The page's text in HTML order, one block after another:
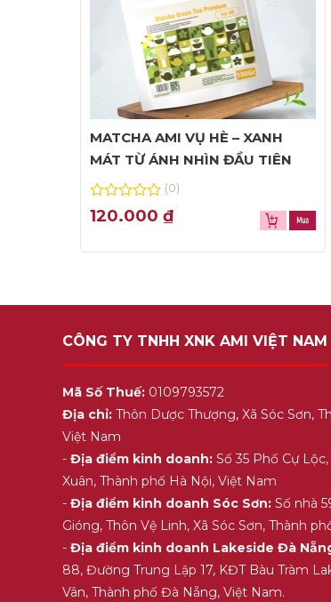
MATCHA AMI VỤ HÈ – XANH
MÁT TỪ ÁNH NHÌN ĐẦU TIÊN
0
out
5
(0)
120.000₫
CÔNG TY TNHH XNK AMI VIỆT NAM
Mã Số Thuế: 0109793572
Địa chỉ: Thôn Dược Thượng, Xã Sóc Sơn,
Việt Nam
-Địa điểm kinh doanh: Số 35 Phố Cự
Xuân, Thành phố Hà Nội, Việt Nam
-Địa điểm kinh doanh Sóc Sơn: Số nhà
Gióng, Thôn Vệ Linh, Xã Sóc Sơn, Thành
-Địa điểm kinh doanh Lakeside Đà
88, Đường Trung Lập 17, KĐT Bàu Tràm
Vân, Thành phố Đà Nẵng, Việt Nam.